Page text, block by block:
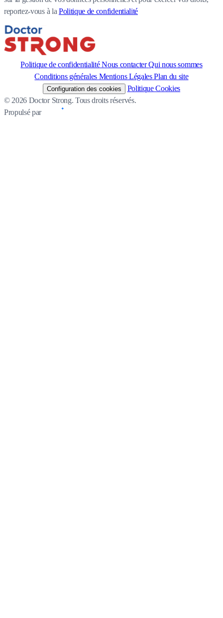
reportez-vous à la Politique de confidentialité
Politique de confidentialité Nous contacter Qui nous sommes
Conditions générales Mentions Légales Plan du site
Configuration des cookies
Politique Cookies
© 2026 Doctor Strong. Tous droits réservés.
Propulsé par